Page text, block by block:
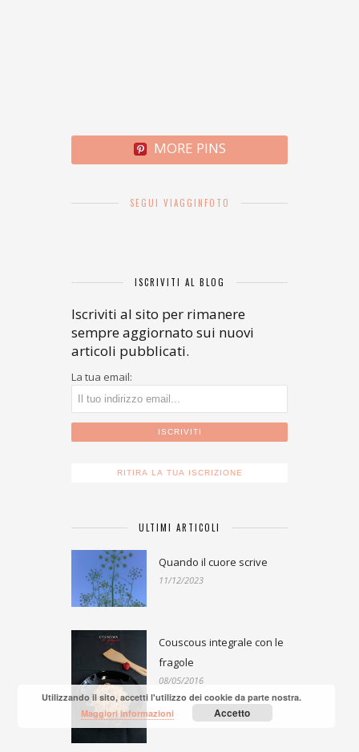
MORE PINS
SEGUI VIAGGINFOTO
ISCRIVITI AL BLOG
Iscriviti al sito per rimanere
sempre aggiornato sui nuovi
articoli pubblicati.
La tua email:
ULTIMI ARTICOLI
Quando il cuore scrive
11/12/2023
Couscous integrale con le
fragole
08/05/2016
Utilizzando il sito, accetti l'utilizzo dei cookie da parte nostra.
Maggiori informazioni
Accetto